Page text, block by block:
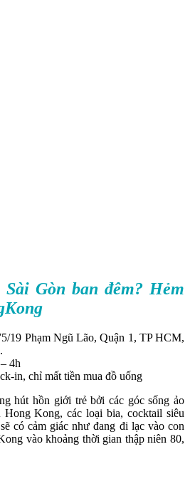
Gòn ban đêm? Hẻm
19 Phạm Ngũ Lão, Quận 1, TP HCM,
4h
in, chỉ mất tiền mua đồ uống
hút hồn giới trẻ bởi các góc sống ảo
Hong Kong, các loại bia, cocktail siêu
có cảm giác như đang đi lạc vào con
vào khoảng thời gian thập niên 80,